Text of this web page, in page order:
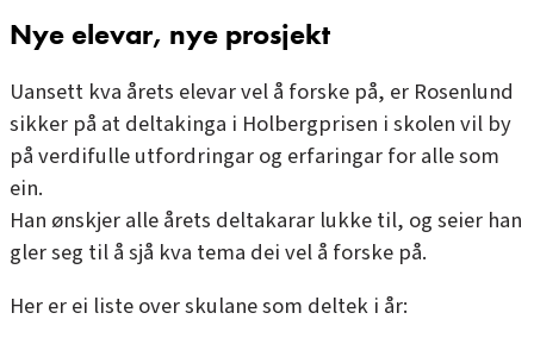
Nye elevar, nye prosjekt
Uansett kva årets elevar vel å forske på, er Rosenlund
sikker på at deltakinga i Holbergprisen i skolen vil by
på verdifulle utfordringar og erfaringar for alle som
ein.
Han ønskjer alle årets deltakarar lukke til, og seier han
gler seg til å sjå kva tema dei vel å forske på.
Her er ei liste over skulane som deltek i år: